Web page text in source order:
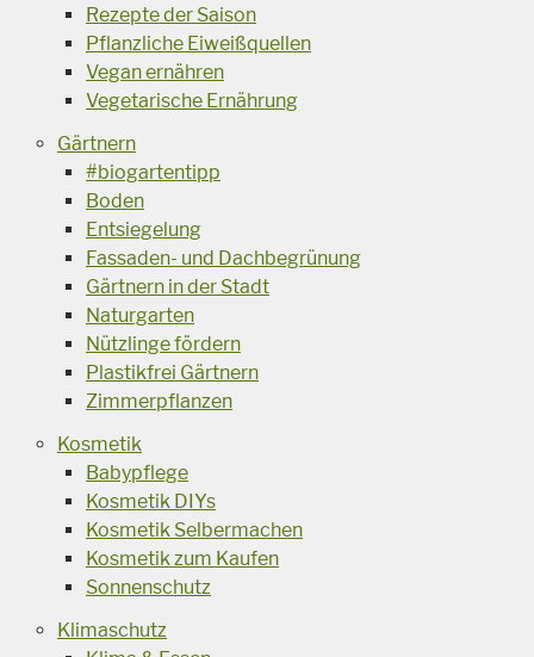
Rezepte der Saison
Pflanzliche Eiweißquellen
Vegan ernähren
Vegetarische Ernährung
Gärtnern
#biogartentipp
Boden
Entsiegelung
Fassaden- und Dachbegrünung
Gärtnern in der Stadt
Naturgarten
Nützlinge fördern
Plastikfrei Gärtnern
Zimmerpflanzen
Kosmetik
Babypflege
Kosmetik DIYs
Kosmetik Selbermachen
Kosmetik zum Kaufen
Sonnenschutz
Klimaschutz